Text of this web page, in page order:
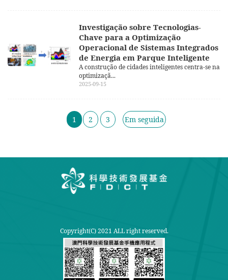
Investigação sobre Tecnologias-
Chave para a Optimização
Operacional de Sistemas Integrados
de Energia em Parque Inteligente
A construção de cidades inteligentes centra-se na
optimizaçã...
2025-09-15
1 2 3 Em seguida
Copyright(C) 2021 ALL right reserved.